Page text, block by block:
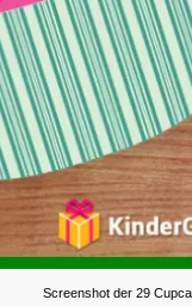
Screenshot der 29